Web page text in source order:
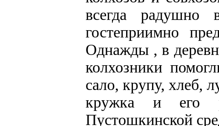
всегда радушно
гостеприимно
Однажды , в
колхозники
сало, крупу, хлеб,
кружка и его
Пустошкинской